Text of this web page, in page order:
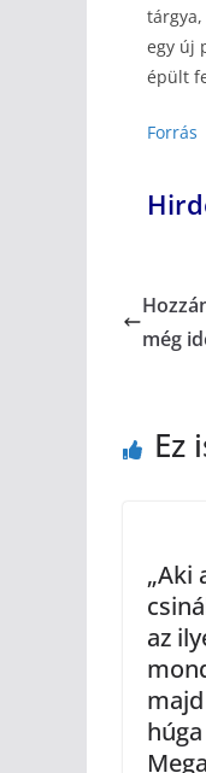
egy új
épült
Forrás
még
Ez
„Aki
az